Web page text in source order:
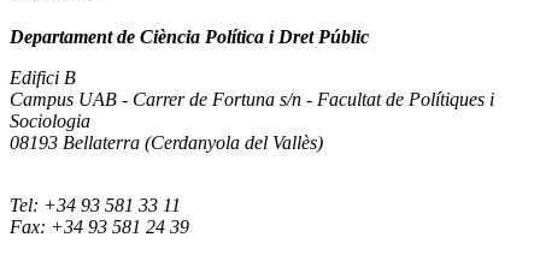
Departament de Ciència Política i Dret Públic
Edifici B
Campus UAB - Carrer de Fortuna s/n - Facultat de Polítiques i
Sociologia
08193 Bellaterra (Cerdanyola del Vallès)
Tel: +34 93 581 33 11
Fax: +34 93 581 24 39